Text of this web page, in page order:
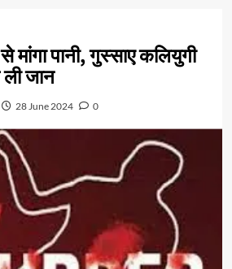
मांगा पानी, गुस्साए कलियुगी
जान
28 June 2024 0